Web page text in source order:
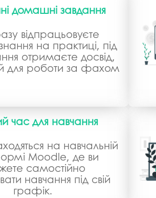
домашні завдання
відпрацьовуєте
на практиці, під
отримаєте досвід,
для роботи за фахом
час для навчання
на навчальній
Moodle, де ви
самостійно
навчання під свій
графік.